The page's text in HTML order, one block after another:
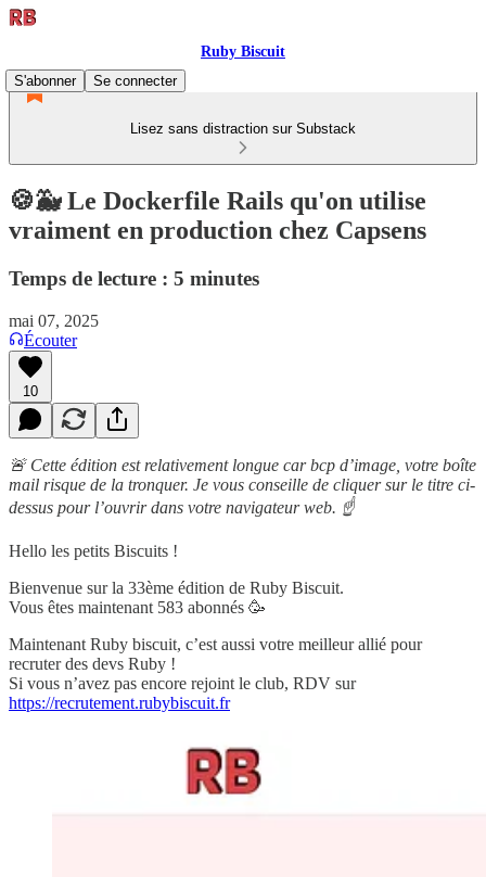
Ruby Biscuit
S'abonner
Se connecter
Lisez sans distraction sur Substack
🍪🐳 Le Dockerfile Rails qu'on utilise
vraiment en production chez Capsens
Temps de lecture : 5 minutes
mai 07, 2025
Écouter
10
🚨 Cette édition est relativement longue car bcp d’image, votre boîte
mail risque de la tronquer. Je vous conseille de cliquer sur le titre ci-
dessus pour l’ouvrir dans votre navigateur web. ☝️
Hello les petits Biscuits !
Bienvenue sur la 33ème édition de Ruby Biscuit.
Vous êtes maintenant 583 abonnés 🥳
Maintenant Ruby biscuit, c’est aussi votre meilleur allié pour
recruter des devs Ruby !
Si vous n’avez pas encore rejoint le club, RDV sur
https://recrutement.rubybiscuit.fr